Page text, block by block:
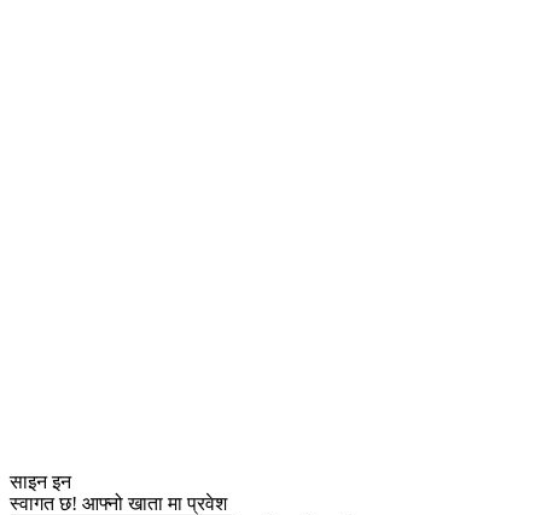
साइन इन
स्वागत छ! आफ्नो खाता मा प्रवेश